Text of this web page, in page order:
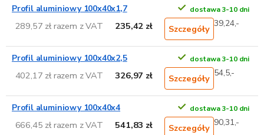
Profil aluminiowy 100x40x1,7 dostawa 3-10 dni
289,57 zł razem z VAT 235,42 zł Szczegóły 39,24,-
Profil aluminiowy 100x40x2,5 dostawa 3-10 dni
402,17 zł razem z VAT 326,97 zł Szczegóły 54,5,-
Profil aluminiowy 100x40x4 dostawa 3-10 dni
666,45 zł razem z VAT 541,83 zł Szczegóły 90,31,-